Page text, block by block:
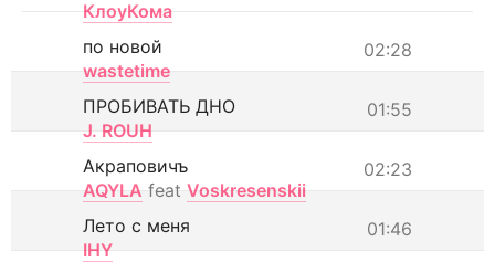
КлоуКома
02:28
по новой
wastetime
01:55
ПРОБИВАТЬ ДНО
J. ROUH
02:23
Акраповичъ
AQYLA feat Voskresenskii
01:46
Лето с меня
IHY